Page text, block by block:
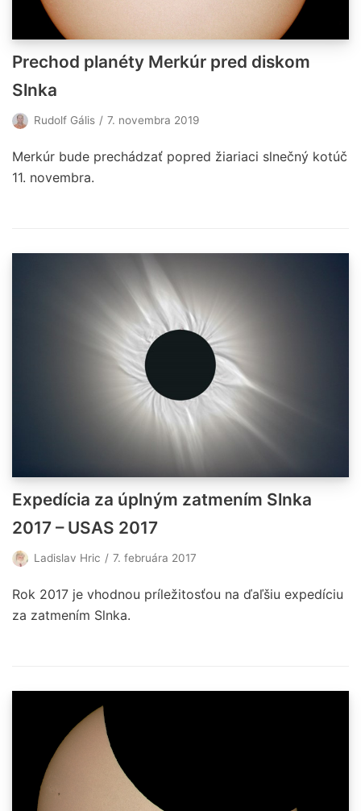
Prechod planéty Merkúr pred diskom
Slnka
Rudolf Gális 7. novembra 2019
Merkúr bude prechádzať popred žiariaci slnečný kotúč
11. novembra.
Expedícia za úplným zatmením Slnka
2017 – USAS 2017
Ladislav Hric 7. februára 2017
Rok 2017 je vhodnou príležitosťou na ďaľšiu expedíciu
za zatmením Slnka.